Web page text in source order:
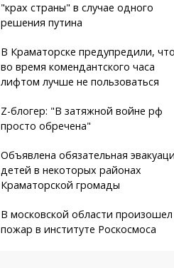
"крах страны" в случае одного
решения путина
В Краматорске предупредили, что
во время комендантского часа
лифтом лучше не пользоваться
Z-блогер: "В затяжной войне рф
просто обречена"
Объявлена обязательная
детей в некоторых районах
Краматорской громады
В московской области произошел
пожар в институте Роскосмоса